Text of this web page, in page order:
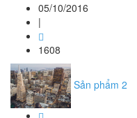
05/10/2016
|
1608
Sản phẩm 2